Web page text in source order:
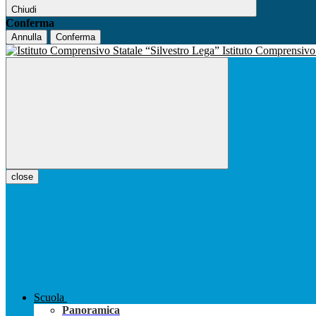
Chiudi
Conferma
Annulla Conferma
Istituto Comprensivo
close
Scuola
Panoramica